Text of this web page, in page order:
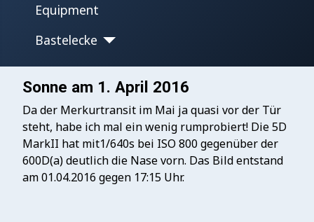
Equipment
Bastelecke
Sonne am 1. April 2016
Da der Merkurtransit im Mai ja quasi vor der Tür
steht, habe ich mal ein wenig rumprobiert! Die 5D
MarkII hat mit1/640s bei ISO 800 gegenüber der
600D(a) deutlich die Nase vorn. Das Bild entstand
am 01.04.2016 gegen 17:15 Uhr.